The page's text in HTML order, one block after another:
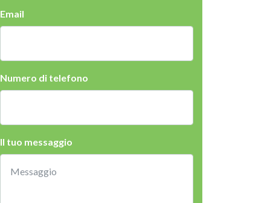
Email
Numero di telefono
Il tuo messaggio